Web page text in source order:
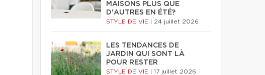
MAISONS PLUS QUE
D'AUTRES EN ÉTÉ?
STYLE DE VIE 24 juillet 2026
LES TENDANCES DE
JARDIN QUI SONT LÀ
POUR RESTER
STYLE DE VIE 17 juillet 2026